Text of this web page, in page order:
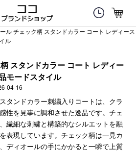
ル チェック柄 スタンドカラー コート レディース
ル
スタンドカラー コート レディー
モードスタイル
04-16
タンドカラー刺繍入りコートは、クラ
性を見事に調和させた逸品です。チェ
繊細な刺繍と構築的なシルエットを融
表現しています。チェック柄は一見カ
ディオールの手にかかると一瞬で上質